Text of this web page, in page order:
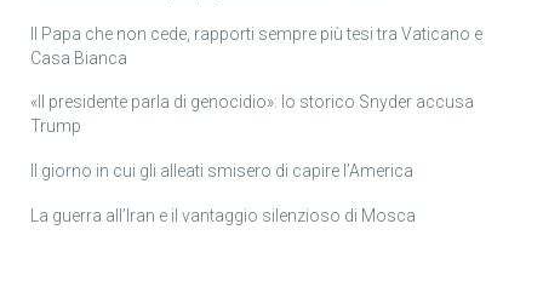
Il Papa che non cede, rapporti sempre più tesi tra Vaticano e
Casa Bianca
«Il presidente parla di genocidio»: lo storico Snyder accusa
Trump
Il giorno in cui gli alleati smisero di capire l’America
La guerra all’Iran e il vantaggio silenzioso di Mosca